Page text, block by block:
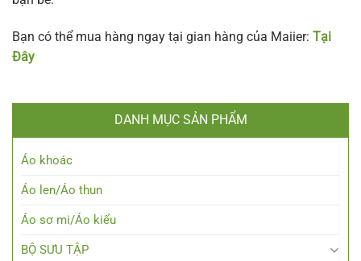
Bạn có thể mua hàng ngay tại gian hàng của Maiier: Tại
Đây
DANH MỤC SẢN PHẨM
Áo khoác
Áo len/Áo thun
Áo sơ mi/Áo kiểu
BỘ SƯU TẬP